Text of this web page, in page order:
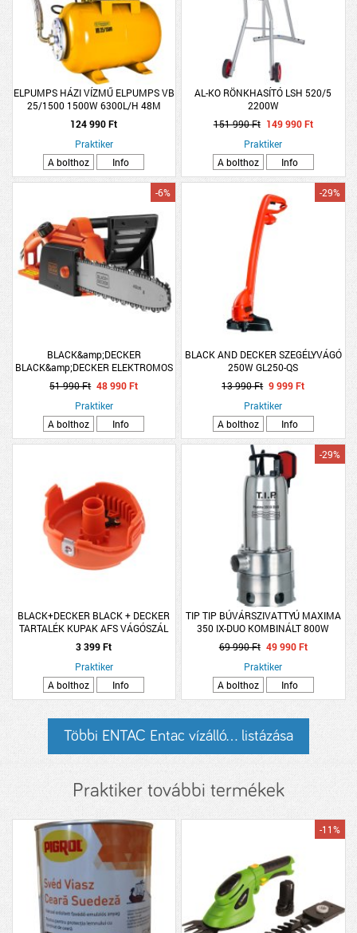
ELPUMPS HÁZI VÍZMŰ ELPUMPS VB
25/1500 1500W 6300L/H 48M
4,8BAR
124 990 Ft
Praktiker
A bolthoz
Info
AL-KO RÖNKHASÍTÓ LSH 520/5
2200W
151 990 Ft 149 990 Ft
Praktiker
A bolthoz
Info
BLACK&amp;DECKER
BLACK&amp;DECKER ELEKTROMOS
LÁNCFŰRÉSZ CS1840-QS 1800W
40CM
-6%
51 990 Ft 48 990 Ft
Praktiker
A bolthoz
Info
BLACK AND DECKER SZEGÉLYVÁGÓ
250W GL250-QS
-29%
13 990 Ft 9 999 Ft
Praktiker
A bolthoz
Info
BLACK+DECKER BLACK + DECKER
TARTALÉK KUPAK AFS VÁGÓSZÁL
TEKERCSHEZ
3 399 Ft
Praktiker
A bolthoz
Info
TIP TIP BÚVÁRSZIVATTYÚ MAXIMA
350 IX-DUO KOMBINÁLT 800W
-29%
69 990 Ft 49 990 Ft
Praktiker
A bolthoz
Info
Többi ENTAC Entac vízálló... listázása
Praktiker további termékek
-11%